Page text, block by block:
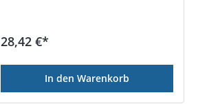
Regulärer Preis:
28,42 €*
In den Warenkorb